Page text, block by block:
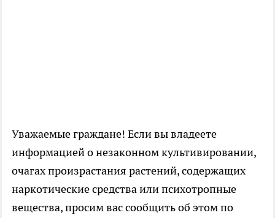
Уважаемые граждане! Если вы владеете
информацией о незаконном культивировании,
очагах произрастания растений, содержащих
наркотические средства или психотропные
вещества, просим вас сообщить об этом по